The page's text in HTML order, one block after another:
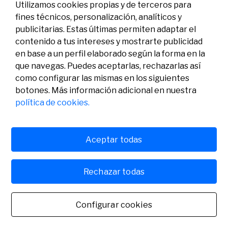
Legal
Aviso legal
Política de privacidad
Actividad
Convocatorias
Premios
Social
© Fundación Banco Sabadell 2024 todos los derechos
Utilizamos cookies propias y de terceros para
fines técnicos, personalización, analíticos y
publicitarias. Estas últimas permiten adaptar el
contenido a tus intereses y mostrarte publicidad
en base a un perfil elaborado según la forma en la
que navegas. Puedes aceptarlas, rechazarlas así
como configurar las mismas en los siguientes
botones. Más información adicional en nuestra
política de cookies.
Configurar cookies
Rechazar todas
Aceptar todas